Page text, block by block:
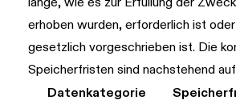
erhoben wurden, erforderlich ist
gesetzlich vorgeschrieben ist. Die
Speicherfristen sind nachstehend
Datenkategorie